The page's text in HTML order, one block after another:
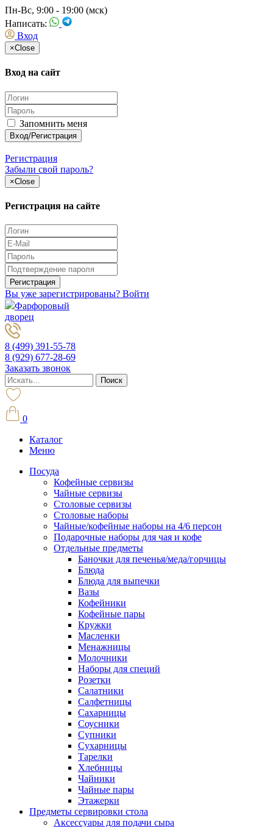
Пн-Вс, 9:00 - 19:00 (мск)
Написать:
Вход
×Close
Вход на сайт
Запомнить меня
Регистрация
Забыли свой пароль?
×Close
Регистрация на сайте
Вы уже зарегистрированы? Войти
Фарфоровый
дворец
8 (499) 391-55-78
8 (929) 677-28-69
Заказать звонок
0
Каталог
Меню
Посуда
Кофейные сервизы
Чайные сервизы
Столовые сервизы
Столовые наборы
Чайные/кофейные наборы на 4/6 персон
Подарочные наборы для чая и кофе
Отдельные предметы
Баночки для печенья/меда/горчицы
Блюда
Блюда для выпечки
Вазы
Кофейники
Кофейные пары
Кружки
Масленки
Менажницы
Молочники
Наборы для специй
Розетки
Салатники
Салфетницы
Сахарницы
Соусники
Супники
Сухарницы
Тарелки
Хлебницы
Чайники
Чайные пары
Этажерки
Предметы сервировки стола
Аксессуары для подачи сыра